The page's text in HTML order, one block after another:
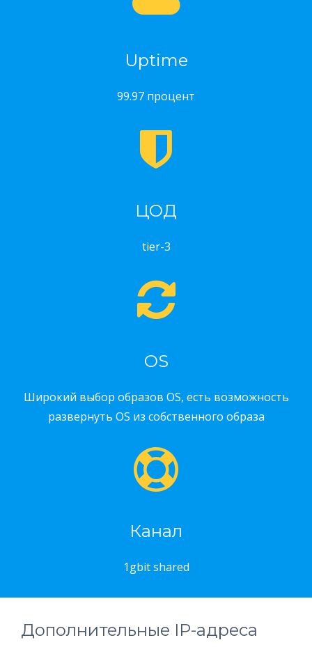
Uptime
99.97 процент
ЦОД
tier-3
OS
Широкий выбор образов OS, есть возможность
развернуть OS из собственного образа
Канал
1gbit shared
Дополнительные IP-адреса